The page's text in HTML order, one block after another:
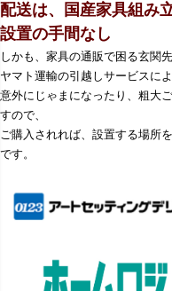
配送は、国産家具組み
設置の手間なし
しかも、家具の通販で困る玄関
ヤマト運輸の引越しサービスに
意外にじゃまになったり、粗大
すので、
ご購入されれば、設置する場所
です。